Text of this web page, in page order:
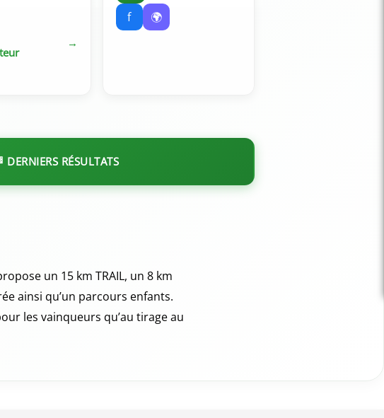
f 🌍
DERNIERS RÉSULTATS
un 15 km TRAIL, un 8 km
ainsi qu’un parcours enfants.
les vainqueurs qu’au tirage au